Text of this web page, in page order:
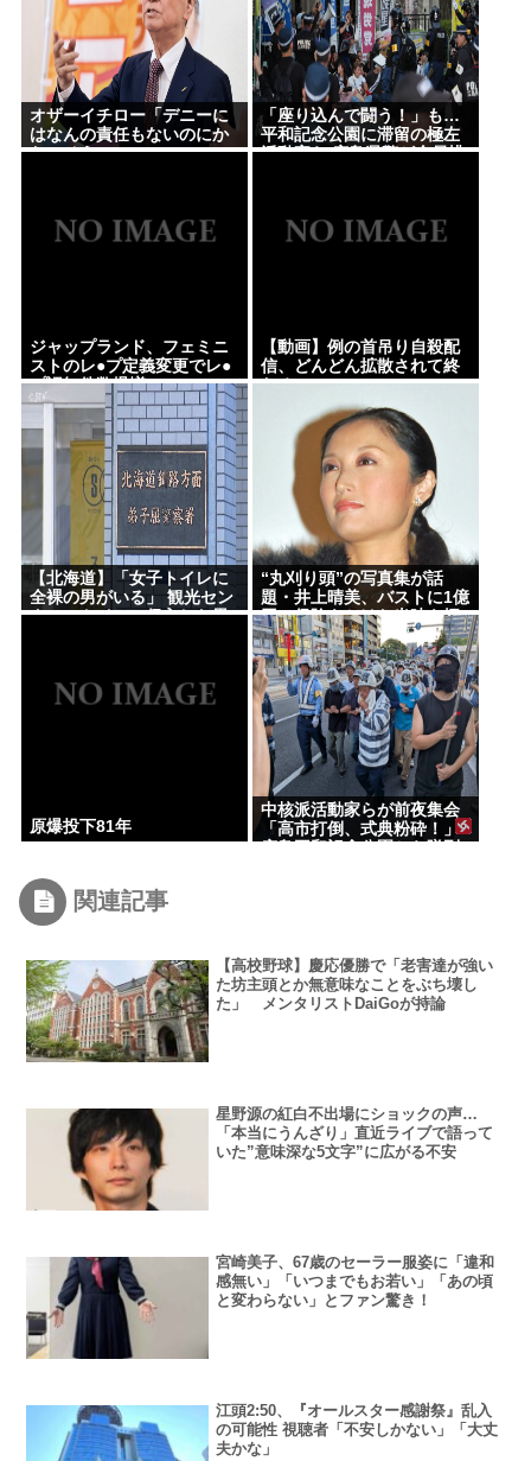
オザーイチロー「デニーに
はなんの責任もないのにか
わいそう…」
「座り込んで闘う！」も…
平和記念公園に滞留の極左
活動家ら 広島県警が全員排
ジャップランド、フェミニ
ストのレ●プ定義変更でレ●
プ認知件数爆増www
【動画】例の首吊り自殺配
信、どんどん拡散されて終
わるwww
【北海道】「女子トイレに
全裸の男がいる」 観光セン
ターのトイレに侵入した男
“丸刈り頭”の写真集が話
題・井上晴美、バストに1億
円の保険をかけた当時を振
り返る「すごく不思議な感
覚」
原爆投下81年
中核派活動家らが前夜集会
「高市打倒、式典粉砕！」
広島平和記念公園から隊列
関連記事
【高校野球】慶応優勝で「老害達が強い
た坊主頭とか無意味なことをぶち壊し
た」 メンタリストDaiGoが持論
星野源の紅白不出場にショックの声…
「本当にうんざり」直近ライブで語って
いた”意味深な5文字”に広がる不安
宮崎美子、67歳のセーラー服姿に「違和
感無い」「いつまでもお若い」「あの頃
と変わらない」とファン驚き！
江頭2:50、『オールスター感謝祭』乱入
の可能性 視聴者「不安しかない」「大丈
夫かな」